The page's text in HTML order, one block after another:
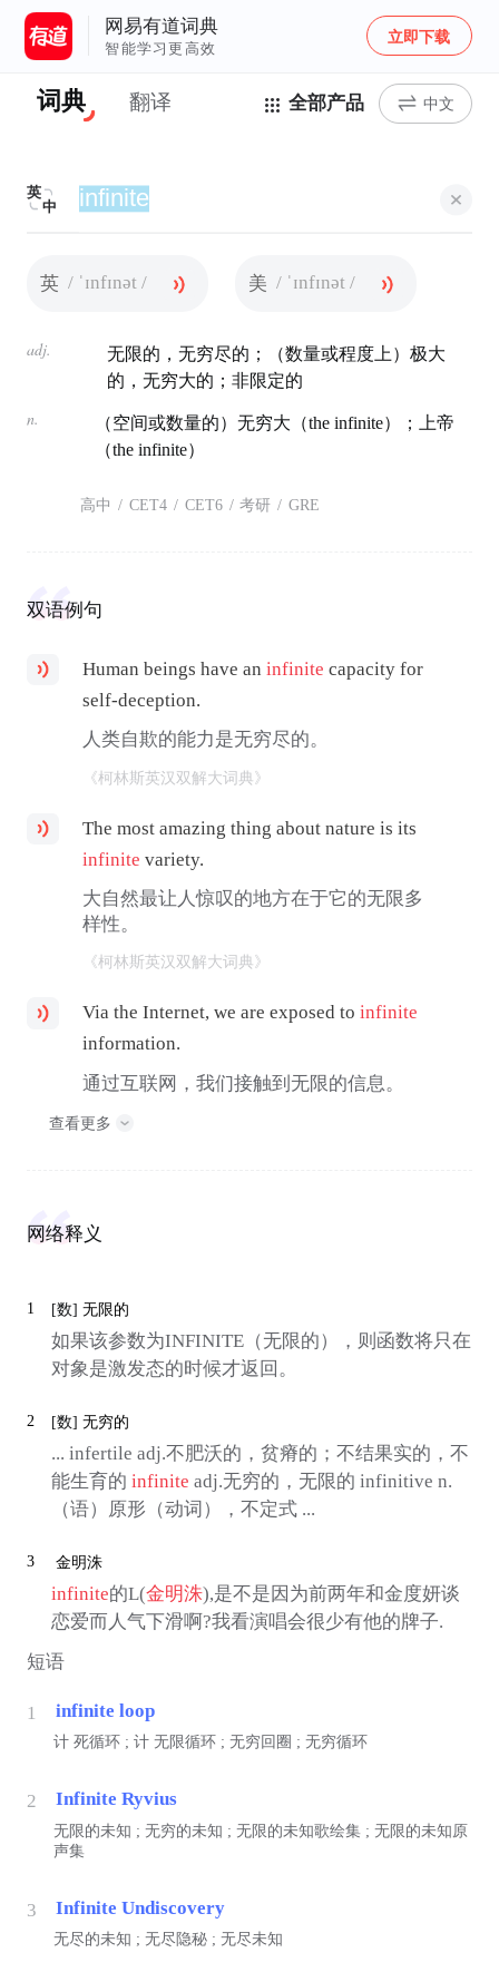
网易有道词典
智能学习更高效
立即下载
词典 翻译 全部产品 中文
英
中
英 / ˈɪnfɪnət / 美 / ˈɪnfɪnət /
adj.
无限的，无穷尽的；（数量或程度上）极大
的，无穷大的；非限定的
n.
（空间或数量的）无穷大（the infinite）；上帝
（the infinite）
高中 / CET4 / CET6 / 考研 / GRE
双语例句
Human beings have aninfinite capacity for
self-deception.
人类自欺的能力是无穷尽的。
《柯林斯英汉双解大词典》
The most amazing thing about nature is its
infinite variety.
大自然最让人惊叹的地方在于它的无限多
样性。
《柯林斯英汉双解大词典》
Via the Internet, we are exposed toinfinite
information.
通过互联网，我们接触到无限的信息。
查看更多
网络释义
1 [数] 无限的
如果该参数为INFINITE（无限的），则函数将只在
对象是激发态的时候才返回。
2 [数] 无穷的
... infertile adj.不肥沃的，贫瘠的；不结果实的，不
能生育的 infinite adj.无穷的，无限的 infinitive n.
（语）原形（动词），不定式 ...
3 金明洙
infinite的L(金明洙),是不是因为前两年和金度妍谈
恋爱而人气下滑啊?我看演唱会很少有他的牌子.
短语
1 infinite loop
计 死循环 ; 计 无限循环 ; 无穷回圈 ; 无穷循环
2 Infinite Ryvius
无限的未知 ; 无穷的未知 ; 无限的未知歌绘集 ; 无限的未知原
声集
3 Infinite Undiscovery
无尽的未知 ; 无尽隐秘 ; 无尽未知